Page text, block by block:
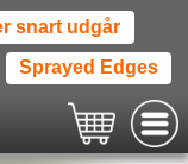
snart udgår
Sprayed Edges